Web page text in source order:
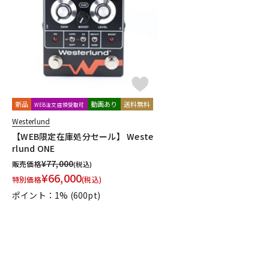
DJ機器
中古
新品 WEB注文店頭受取可 動画あり 送料無料
Westerlund
【WEB限定在庫処分セール】 Weste
rlund ONE
販売価格¥77,000(税込)
特別価格¥66,000(税込)
ポイント：1% (600pt)